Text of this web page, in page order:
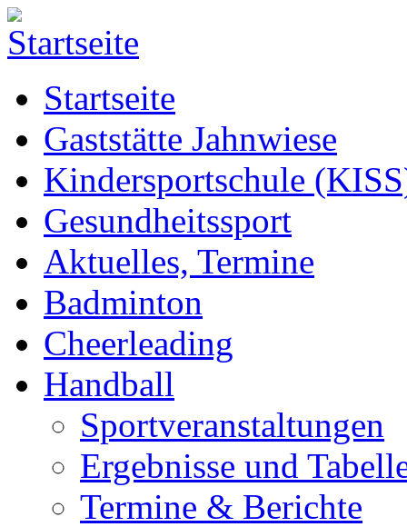
Startseite
Gaststätte Jahnwiese
Kindersportschule
Gesundheitssport
Aktuelles, Termine
Badminton
Cheerleading
Handball
Sportveranstaltungen
Ergebnisse und
Termine & Berichte